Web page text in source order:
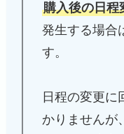
購入後の日程
発生する場合
す。
日程の変更に
かりませんが